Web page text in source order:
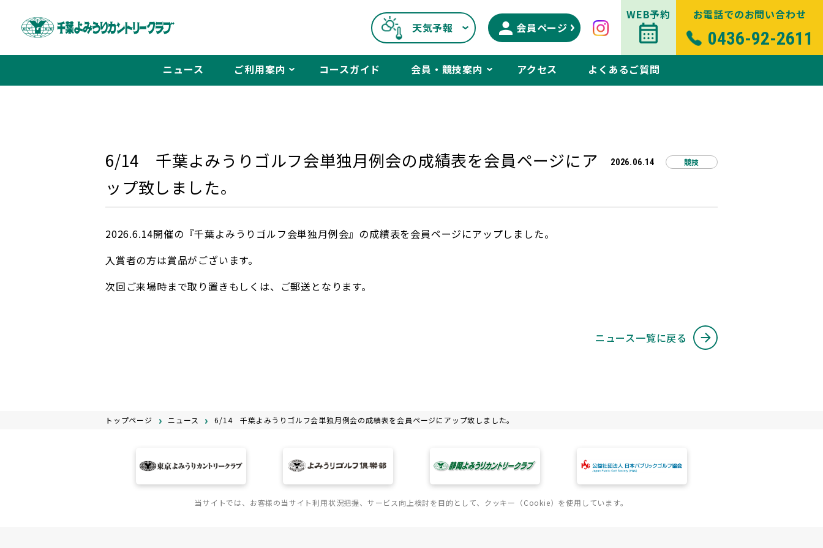
天気予報 会員ページ
WEB予約 お電話でのお問い合わせ
0436-92-2611
ニュース ご利用案内 コースガイド 会員・競技案内 アクセス よくあるご質問
6/14 千葉よみうりゴルフ会単独月例会の成績表を会員ページにア
ップ致しました。
2026.06.14 競技
2026.6.14開催の『千葉よみうりゴルフ会単独月例会』の成績表を会員ページにアップしました。
入賞者の方は賞品がございます。
次回ご来場時まで取り置きもしくは、ご郵送となります。
ニュース一覧に戻る
トップページ ニュース 6/14 千葉よみうりゴルフ会単独月例会の成績表を会員ページにアップ致しました。
当サイトでは、お客様の当サイト利用状況把握、サービス向上検討を目的として、クッキー（Cookie）を使用しています。